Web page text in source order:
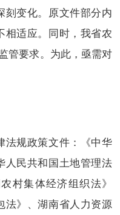
刻变化。原文件部分内
相适应。同时，我省农
管要求。为此，亟需对
规政策文件：《中华
人民共和国土地管理法
村集体经济组织法》
法》、湖南省人力资源